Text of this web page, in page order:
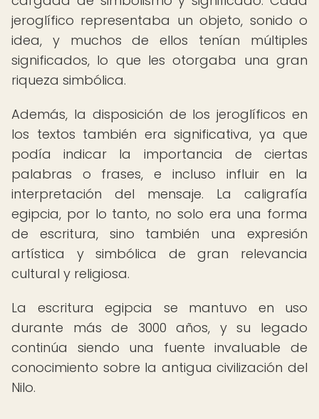
jeroglífico representaba un objeto, sonido o
idea, y muchos de ellos tenían múltiples
significados, lo que les otorgaba una gran
riqueza simbólica.
Además, la disposición de los jeroglíficos en
los textos también era significativa, ya que
podía indicar la importancia de ciertas
palabras o frases, e incluso influir en la
interpretación del mensaje. La caligrafía
egipcia, por lo tanto, no solo era una forma
de escritura, sino también una expresión
artística y simbólica de gran relevancia
cultural y religiosa.
La escritura egipcia se mantuvo en uso
durante más de 3000 años, y su legado
continúa siendo una fuente invaluable de
conocimiento sobre la antigua civilización del
Nilo.